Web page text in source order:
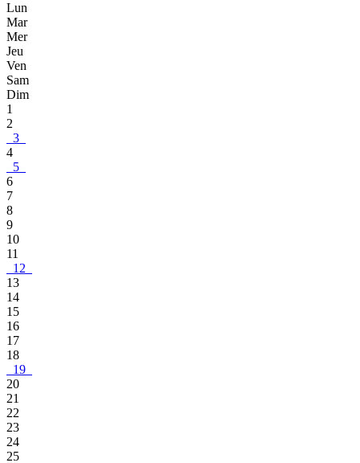
Lun
Mar
Mer
Jeu
Ven
Sam
Dim
1
2
3
4
5
6
7
8
9
10
11
12
13
14
15
16
17
18
19
20
21
22
23
24
25